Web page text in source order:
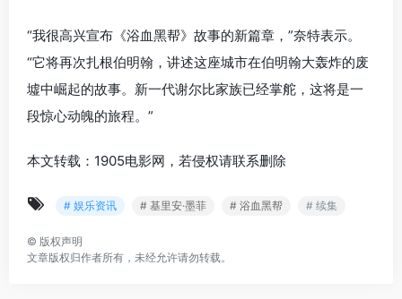
“我很高兴宣布《浴血黑帮》故事的新篇章，”奈特表示。
“它将再次扎根伯明翰，讲述这座城市在伯明翰大轰炸的废
墟中崛起的故事。新一代谢尔比家族已经掌舵，这将是一
段惊心动魄的旅程。”
本文转载：1905电影网，若侵权请联系删除
# 娱乐资讯 # 基里安·墨菲 # 浴血黑帮 # 续集
© 版权声明
文章版权归作者所有，未经允许请勿转载。